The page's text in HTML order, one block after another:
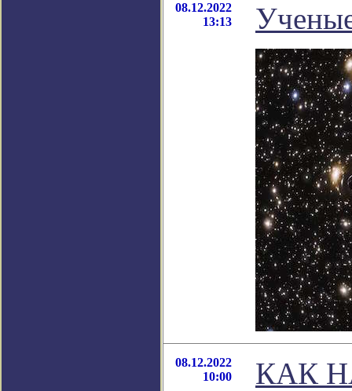
08.12.2022
13:13
08.12.2022
10:00
КАК